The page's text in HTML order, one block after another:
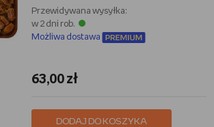
Przewidywana wysyłka:
w 2 dni rob.
Możliwa dostawa
63,00 zł
DODAJ DO KOSZYKA